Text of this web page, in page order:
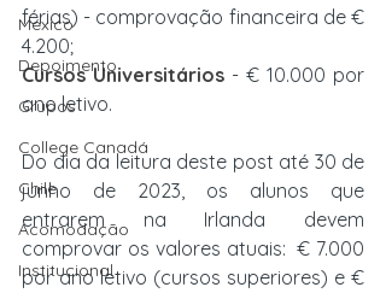
México
Depoimento
Grupos
College Canadá
Chile
Acomodação
Institucional
férias) - comprovação financeira de €
4.200;
Cursos Universitários - € 10.000 por
ano letivo.
Do dia da leitura deste post até 30 de
junho de 2023, os alunos que
entrarem na Irlanda devem
comprovar os valores atuais:  € 7.000
por ano letivo (cursos superiores) e €